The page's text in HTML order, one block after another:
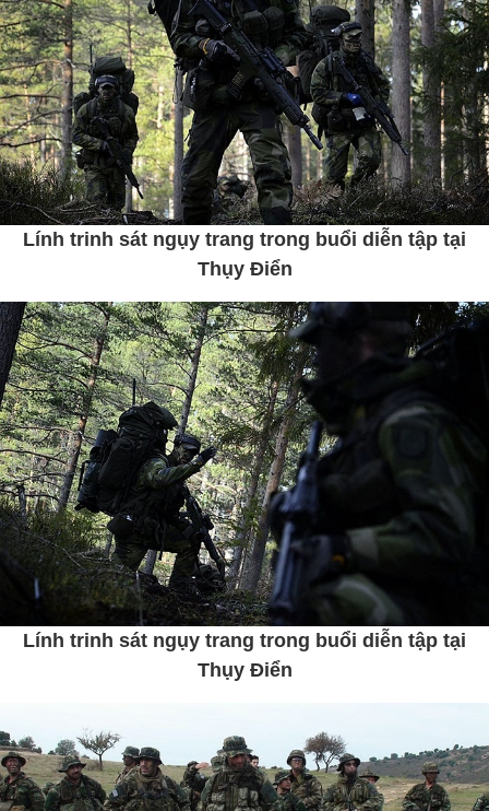
Lính trinh sát ngụy trang trong buổi diễn tập tại
Thụy Điển
Lính trinh sát ngụy trang trong buổi diễn tập tại
Thụy Điển